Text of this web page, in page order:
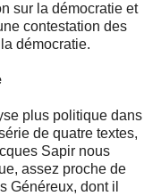
sur la démocratie et
contestation des
démocratie.
plus politique dans
de quatre textes,
Sapir nous
assez proche de
Généreux, dont il